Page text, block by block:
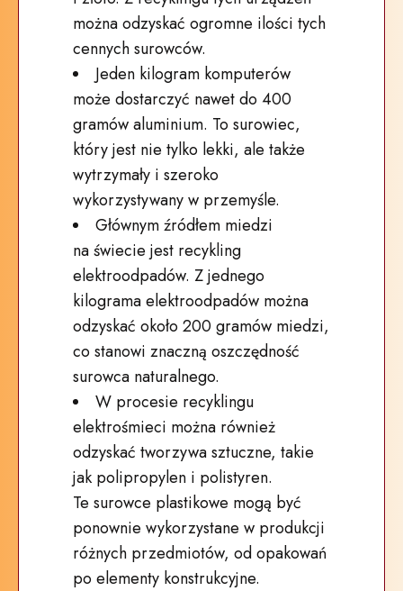
można odzyskać ogromne ilości tych
cennych surowców.
Jeden kilogram komputerów
może dostarczyć nawet do 400
gramów aluminium. To surowiec,
który jest nie tylko lekki, ale także
wytrzymały i szeroko
wykorzystywany w przemyśle.
Głównym źródłem miedzi
na świecie jest recykling
elektroodpadów. Z jednego
kilograma elektroodpadów można
odzyskać około 200 gramów miedzi,
co stanowi znaczną oszczędność
surowca naturalnego.
W procesie recyklingu
elektrośmieci można również
odzyskać tworzywa sztuczne, takie
jak polipropylen i polistyren.
Te surowce plastikowe mogą być
ponownie wykorzystane w produkcji
różnych przedmiotów, od opakowań
po elementy konstrukcyjne.